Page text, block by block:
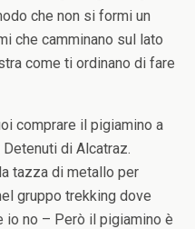
che non si formi un
che camminano sul lato
come ti ordinano di fare
comprare il pigiamino a
di Alcatraz.
tazza di metallo per
gruppo trekking dove
io no – Però il pigiamino è